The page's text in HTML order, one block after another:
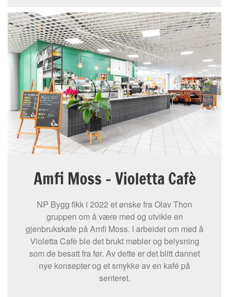
Amfi Moss – Violetta Cafè
NP Bygg fikk i 2022 et ønske fra Olav Thon
gruppen om å være med og utvikle en
gjenbrukskafe på Amfi Moss. I arbeidet om med å
Violetta Cafè ble det brukt møbler og belysning
som de besatt fra før. Av dette er det blitt dannet
nye konsepter og et smykke av en kafé på
senteret.